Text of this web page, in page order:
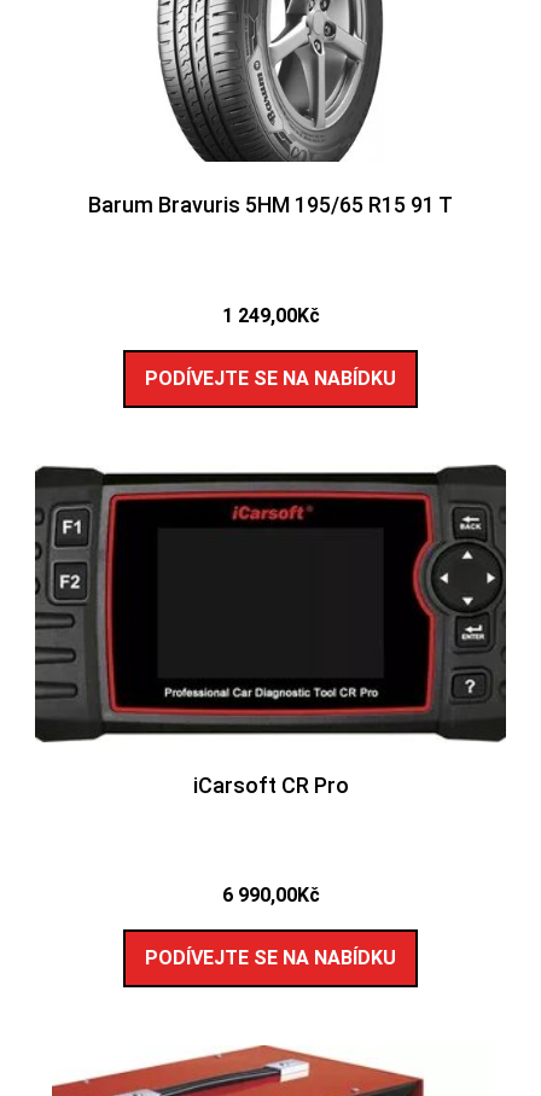
Barum Bravuris 5HM 195/65 R15 91 T
1 249,00Kč
PODÍVEJTE SE NA NABÍDKU
iCarsoft CR Pro
6 990,00Kč
PODÍVEJTE SE NA NABÍDKU